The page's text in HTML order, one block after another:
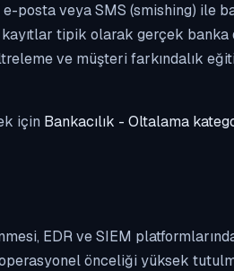
e-posta veya SMS (smishing) ile
tipik olarak gerçek
ve müşteri farkındalık
için Bankacılık - Oltalama
EDR ve SIEM
önceliği yüksek